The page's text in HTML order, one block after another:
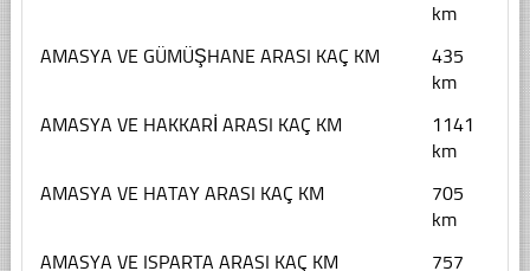
km
AMASYA VE GÜMÜŞHANE ARASI KAÇ KM
435
km
AMASYA VE HAKKARİ ARASI KAÇ KM
1141
km
AMASYA VE HATAY ARASI KAÇ KM
705
km
AMASYA VE ISPARTA ARASI KAÇ KM
757